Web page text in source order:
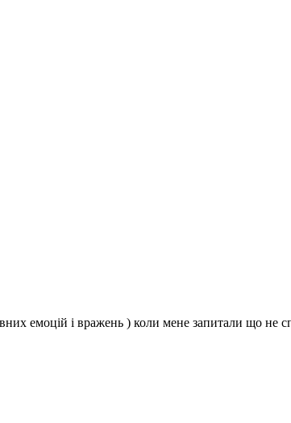
емоцій і вражень ) коли мене запитали що не